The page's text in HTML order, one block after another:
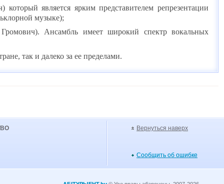
является ярким представителем репрезентации
музыке);
Ансамбль имеет широкий спектр вокальных
так и далеко за ее пределами.
Вернуться наверх
Сообщить об ошибке